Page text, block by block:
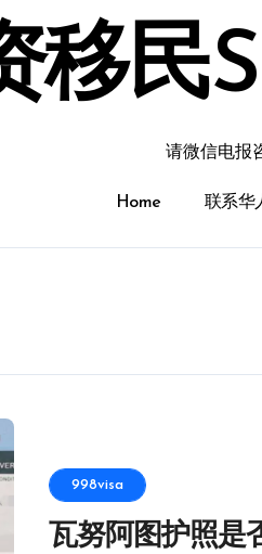
移民
请微信电报
Home 联系华
998visa
瓦努阿图护照是